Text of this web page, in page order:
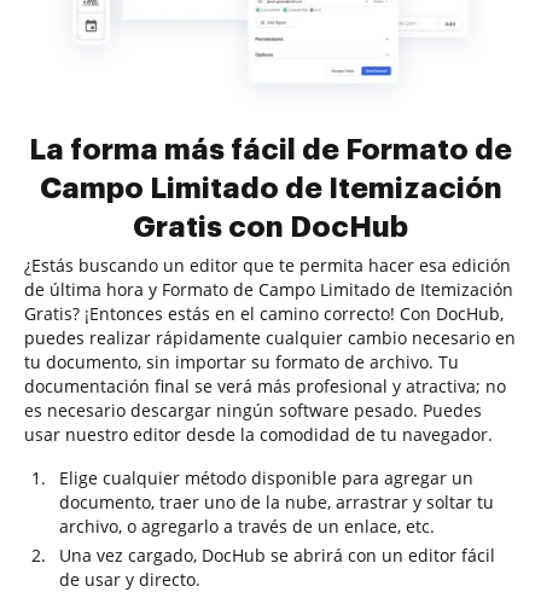
La forma más fácil de Formato de
Campo Limitado de Itemización
Gratis con DocHub
¿Estás buscando un editor que te permita hacer esa edición
de última hora y Formato de Campo Limitado de Itemización
Gratis? ¡Entonces estás en el camino correcto! Con DocHub,
puedes realizar rápidamente cualquier cambio necesario en
tu documento, sin importar su formato de archivo. Tu
documentación final se verá más profesional y atractiva; no
es necesario descargar ningún software pesado. Puedes
usar nuestro editor desde la comodidad de tu navegador.
Elige cualquier método disponible para agregar un
documento, traer uno de la nube, arrastrar y soltar tu
archivo, o agregarlo a través de un enlace, etc.
Una vez cargado, DocHub se abrirá con un editor fácil
de usar y directo.